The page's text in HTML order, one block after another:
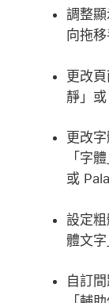
調整
向拖移
更改
靜」或
更改
「字
或
設定
體文
自訂